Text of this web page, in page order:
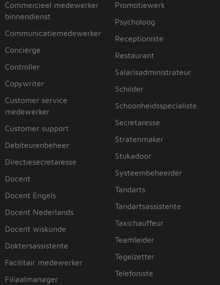
Commercieel medewerker
binnendienst
Communicatiemedewerker
Conciërge
Controller
Copywriter
Customer service
medewerker
Customer support
Debiteurenbeheer
Directiesecretaresse
Docent
Docent Engels
Docent Nederlands
Docent wiskunde
Doktersassistente
Facilitair medewerker
Filiaalmanager
Promotiewerk
Psycholoog
Receptioniste
Restaurant
Salarisadministrateur
Schilder
Schoonheidsspecialiste
Secretaresse
Stratenmaker
Stukadoor
Systeembeheerder
Tandarts
Tandartsassistente
Taxichauffeur
Teamleider
Tegelzetter
Telefoniste